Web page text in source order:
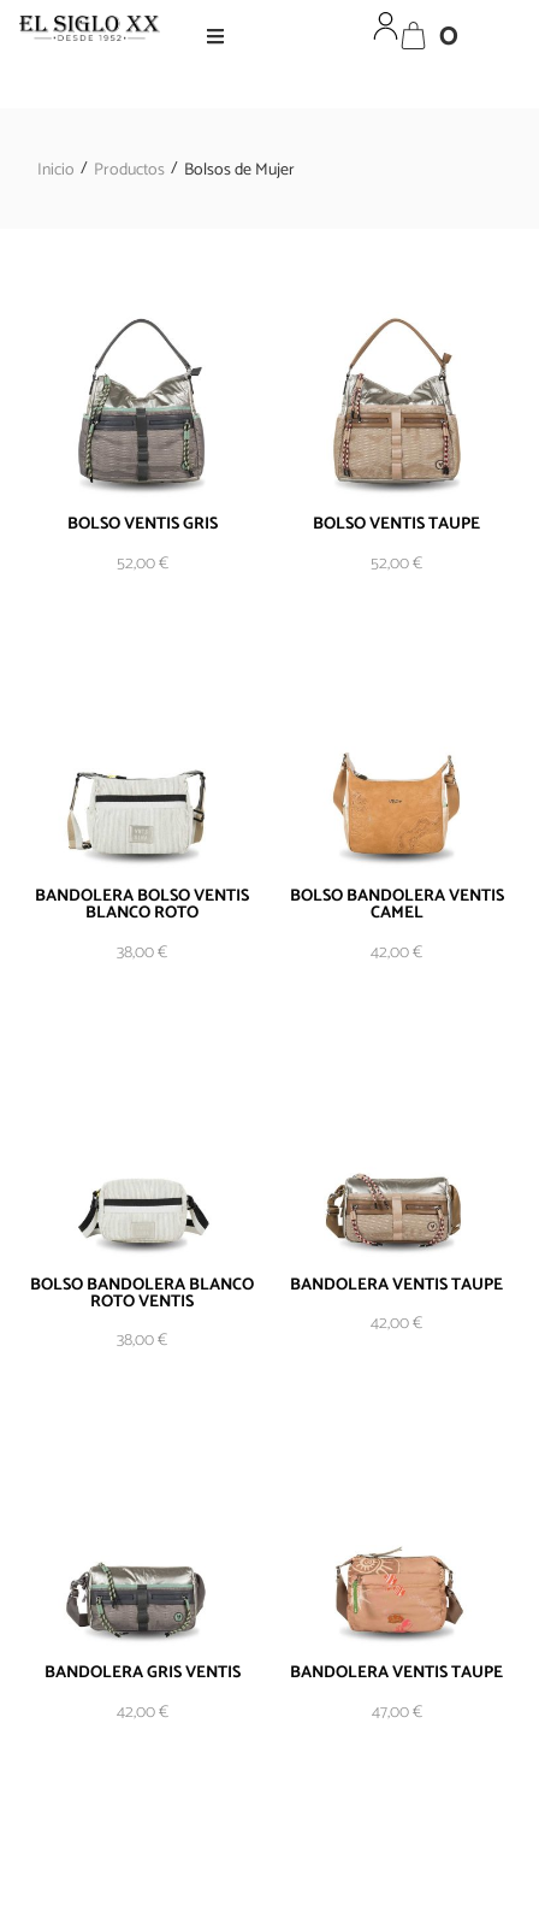
0
Inicio / Productos / Bolsos de Mujer
BOLSO VENTIS GRIS
52,00€
BOLSO VENTIS TAUPE
52,00€
AÑADIR AL
CARRITO
BANDOLERA BOLSO VENTIS
BLANCO ROTO
38,00€
BOLSO BANDOLERA VENTIS
CAMEL
42,00€
AÑADIR AL
CARRITO
BOLSO BANDOLERA BLANCO
ROTO VENTIS
38,00€
BANDOLERA VENTIS TAUPE
42,00€
AÑADIR AL
CARRITO
BANDOLERA GRIS VENTIS
42,00€
BANDOLERA VENTIS TAUPE
47,00€
AÑADIR AL
CARRITO